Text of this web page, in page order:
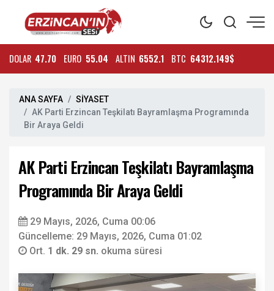
DOLAR 47.70 EURO 55.04 ALTIN 6552.1 BTC 64312.149$
ANA SAYFA
SİYASET
AK Parti Erzincan Teşkilatı Bayramlaşma Programında
Bir Araya Geldi
AK Parti Erzincan Teşkilatı Bayramlaşma
Programında Bir Araya Geldi
29 Mayıs, 2026, Cuma 00:06
Güncelleme: 29 Mayıs, 2026, Cuma 01:02
Ort. 1 dk. 29 sn. okuma süresi